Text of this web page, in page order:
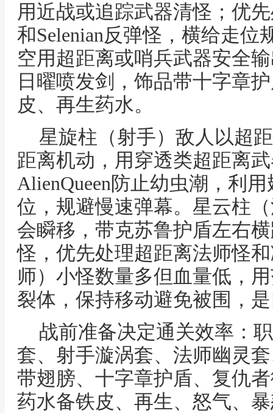
用近战或追踪武器清怪；优
和Selenian反弹怪，横给走位
空用超距离或哨兵武器安全
日曜喷发剑，饰品带十字章
皮、再生药水。
星旋柱（射手）敌人以超
距离机动，用穿透类超距离
AlienQueen防止幼虫潮，利
位，规避慢速弹幕。星云柱
会瞬移，带克苏鲁护盾左右
怪，优先处理超距离法师怪
师）小怪数量多但血量低，
裂体，保持移动避免被围，
战前准备决定通关效率：
套、射手漩涡套、法师幽灵
带翅膀、十字章护盾、复仇
药水备铁皮、再生、怒气、